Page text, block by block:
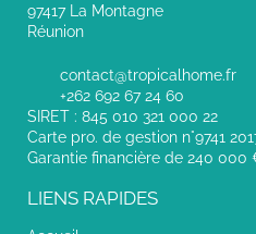
97417 La Montagne
Réunion
contact@tropicalhome.fr
+262 692 67 24 60
SIRET : 845 010 321 000 22
Carte pro. de gestion n°9741
Garantie financière de 240 000
LIENS RAPIDES